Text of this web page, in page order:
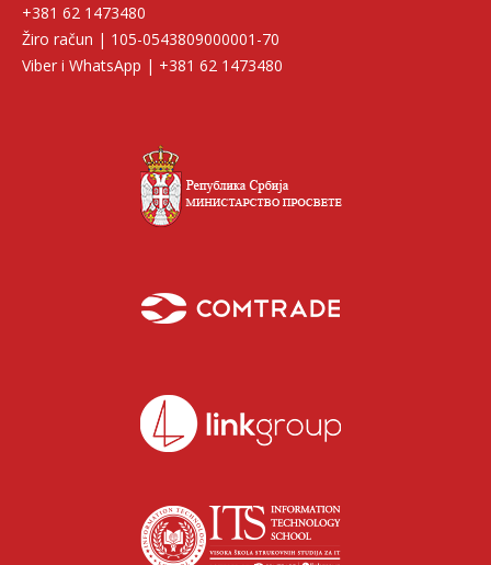
+381 62 1473480
Žiro račun | 105-0543809000001-70
Viber i WhatsApp | +381 62 1473480